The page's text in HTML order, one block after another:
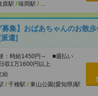
原駅 / 味岡駅 / …
募集】おばあちゃんのお散
遣]
：時給1450円～ ■週払い
1万1600円以上
給
/ 千種駅 / 東山公園(愛知県)駅